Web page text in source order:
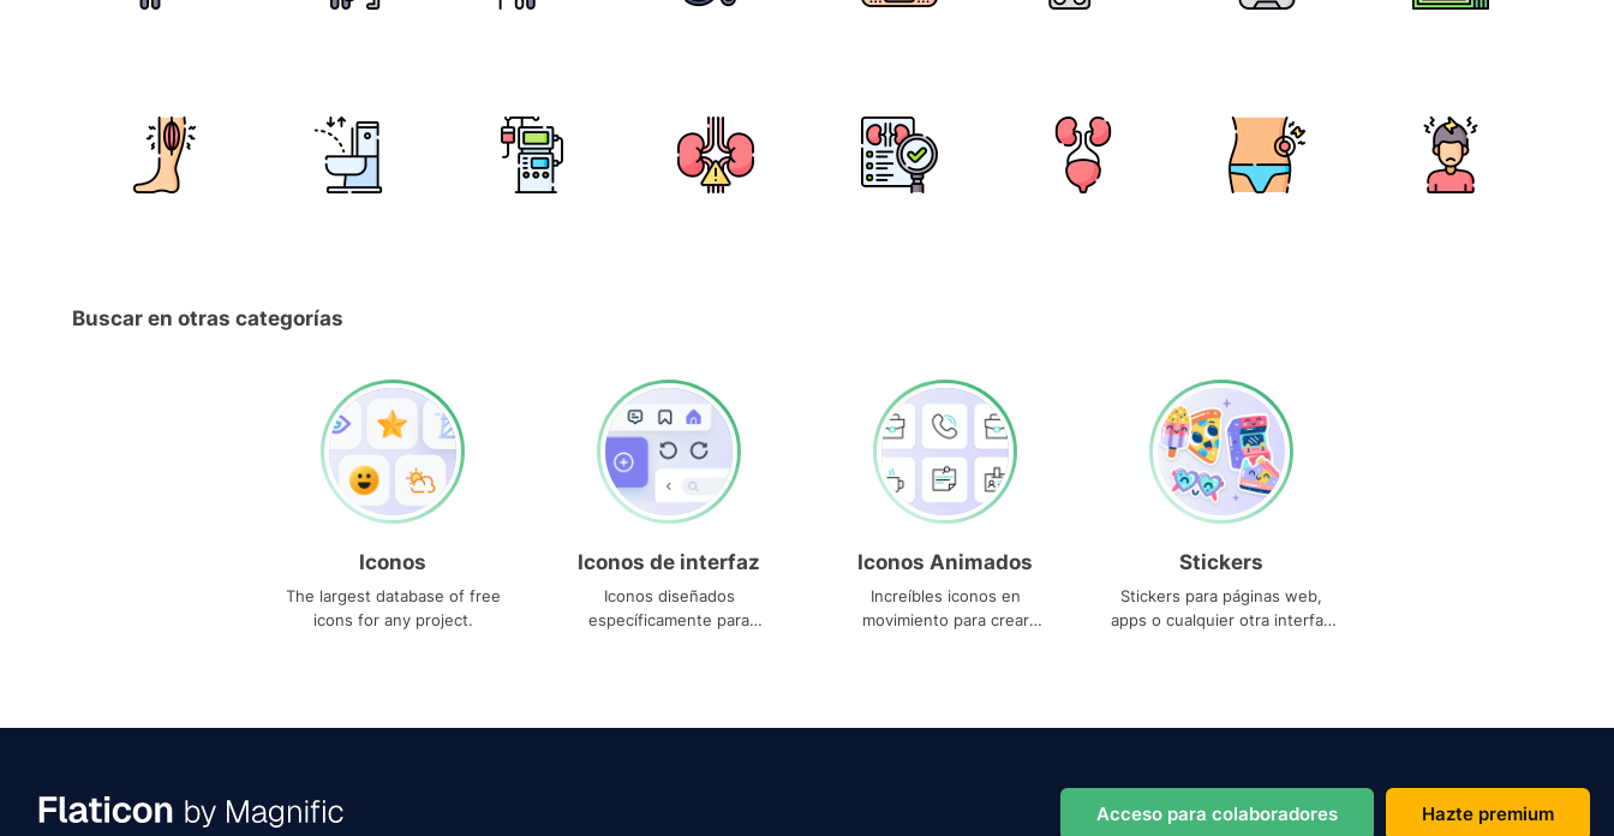
Buscar en otras categorías
Iconos
The largest database of free
icons for any project.
Iconos de interfaz
Iconos diseñados
específicamente para
Iconos Animados
Increíbles iconos en
movimiento para crear
Stickers
Stickers para páginas web,
apps o cualquier otra interfaz
Acceso para colaboradores Hazte premium